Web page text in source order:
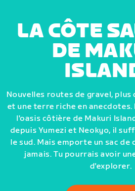
LA CÔTE
DE
Nouvelles routes de gravel,
et une terre riche en anecdotes.
l'oasis côtière de Makuri
depuis Yumezi et Neokyo, il
le sud. Mais emporte un sac de
jamais. Tu pourrais avoir
d'explorer.